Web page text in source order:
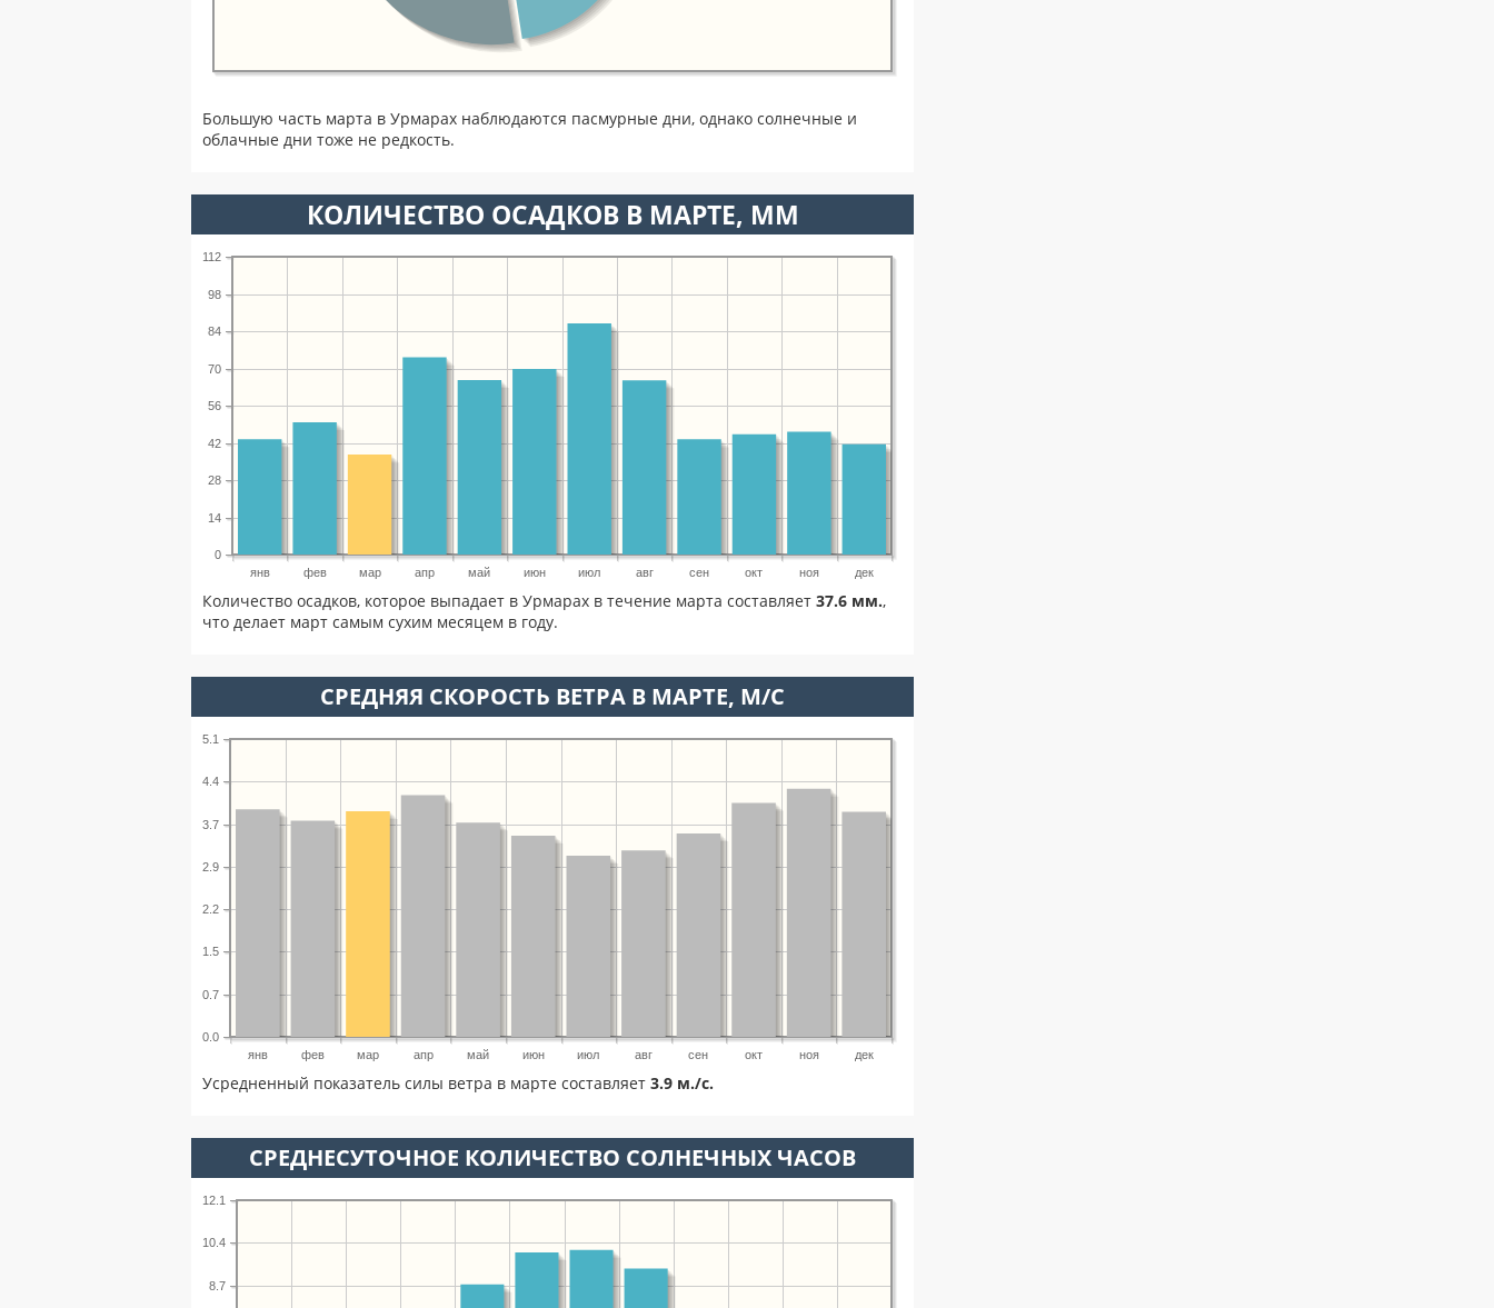
Большую часть марта в Урмарах наблюдаются пасмурные дни, однако солнечные и
облачные дни тоже не редкость.
КОЛИЧЕСТВО ОСАДКОВ В МАРТЕ, ММ
янв фев мар апр май июн июл авг сен окт ноя дек
0
14
28
42
56
70
84
98
112
Количество осадков, которое выпадает в Урмарах в течение марта составляет 37.6 мм.,
что делает март самым сухим месяцем в году.
СРЕДНЯЯ СКОРОСТЬ ВЕТРА В МАРТЕ, М/С
янв фев мар апр май июн июл авг сен окт ноя дек
0.0
0.7
1.5
2.2
2.9
3.7
4.4
5.1
Усредненный показатель силы ветра в марте составляет 3.9 м./с.
СРЕДНЕСУТОЧНОЕ КОЛИЧЕСТВО СОЛНЕЧНЫХ ЧАСОВ
8.7
10.4
12.1